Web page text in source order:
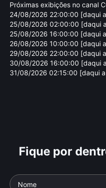
Próximas exibições no canal
24/08/2026 22:00:00 [daqui
25/08/2026 02:00:00 [daqui
25/08/2026 16:00:00 [daqui
26/08/2026 10:00:00 [daqui
29/08/2026 22:00:00 [daqui
30/08/2026 16:00:00 [daqui
31/08/2026 02:15:00 [daqui
Fique por